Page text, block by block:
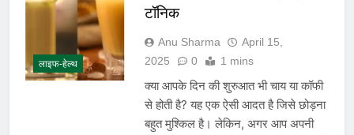
की चेतावनी
August 5, 2026
संबोधन पर भारत से मांगा आधिकारिक
स्पष्टीकरण, भारत ने कहा- कार्यक्रम से सरकार
का कोई संबंध नहीं
August 5, 2026
E20 ईंधन नीति के विरोध में केजरीवाल का
प्रदर्शन तेज़, PM आवास मार्च रोका गया,
सरकार से तीन बड़ी मांगें
August 5, 2026
लाइफ-हेल्थ
टॉनिक
Anu Sharma
April 15,
2025
0 1 mins
क्या आपके दिन की शुरुआत भी चाय या कॉफी
से होती है? यह एक ऐसी आदत है जिसे छोड़ना
बहुत मुश्किल है। लेकिन, अगर आप अपनी